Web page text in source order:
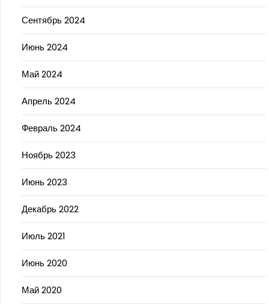
Сентябрь 2024
Июнь 2024
Май 2024
Апрель 2024
Февраль 2024
Ноябрь 2023
Июнь 2023
Декабрь 2022
Июль 2021
Июнь 2020
Май 2020